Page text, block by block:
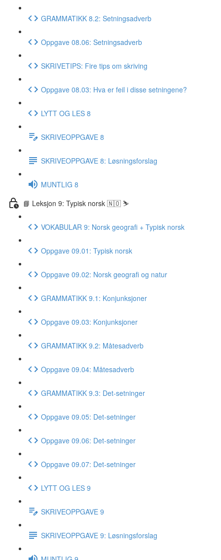
GRAMMATIKK 8.2: Setningsadverb
Oppgave 08.06: Setningsadverb
SKRIVETIPS: Fire tips om skriving
Oppgave 08.03: Hva er feil i disse setningene?
LYTT OG LES 8
SKRIVEOPPGAVE 8
SKRIVEOPPGAVE 8: Løsningsforslag
MUNTLIG 8
📘 Leksjon 9: Typisk norsk 🇳🇴 ⛷
VOKABULAR 9: Norsk geografi + Typisk norsk
Oppgave 09.01: Typisk norsk
Oppgave 09.02: Norsk geografi og natur
GRAMMATIKK 9.1: Konjunksjoner
Oppgave 09.03: Konjunksjoner
GRAMMATIKK 9.2: Måtesadverb
Oppgave 09.04: Måtesadverb
GRAMMATIKK 9.3: Det-setninger
Oppgave 09.05: Det-setninger
Oppgave 09.06: Det-setninger
Oppgave 09.07: Det-setninger
LYTT OG LES 9
SKRIVEOPPGAVE 9
SKRIVEOPPGAVE 9: Løsningsforslag